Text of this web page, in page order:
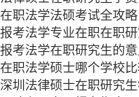
在职法学法硕考试全攻
报考法学专业在职在职
报考法学在职研究生的
在职法学硕士哪个学校
深圳法律硕士在职研究